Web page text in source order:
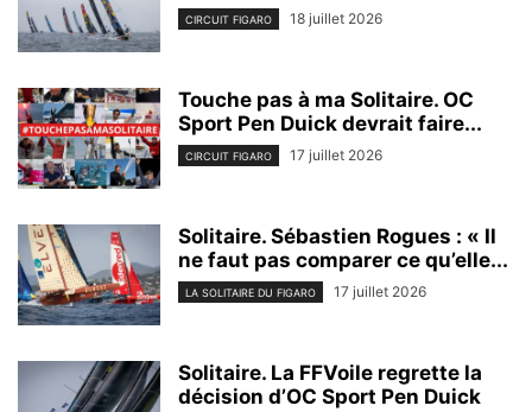
CIRCUIT FIGARO 18 juillet 2026
Touche pas à ma Solitaire. OC
Sport Pen Duick devrait faire...
CIRCUIT FIGARO 17 juillet 2026
Solitaire. Sébastien Rogues : « Il
ne faut pas comparer ce qu’elle...
LA SOLITAIRE DU FIGARO 17 juillet 2026
Solitaire. La FFVoile regrette la
décision d’OC Sport Pen Duick